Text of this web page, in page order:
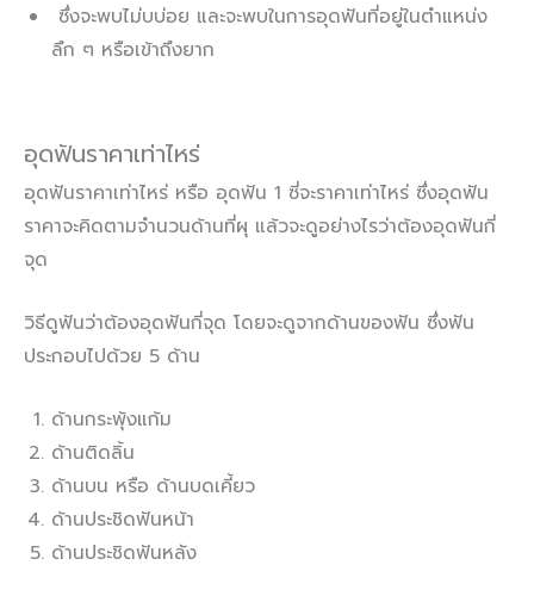
ซึ่งจะพบไม่บบ่อย และจะพบในการอุดฟันที่อยู่ในตำแหน่ง
ลึก ๆ หรือเข้าถึงยาก
อุดฟันราคาเท่าไหร่
อุดฟันราคาเท่าไหร่ หรือ อุดฟัน 1 ซี่จะราคาเท่าไหร่ ซึ่งอุดฟัน
ราคาจะคิดตามจำนวนด้านที่ผุ แล้วจะดูอย่างไรว่าต้องอุดฟันกี่
จุด
วิธีดูฟันว่าต้องอุดฟันกี่จุด โดยจะดูจากด้านของฟัน ซึ่งฟัน
ประกอบไปด้วย 5 ด้าน
ด้านกระพุ้งแก้ม
ด้านติดลิ้น
ด้านบน หรือ ด้านบดเคี้ยว
ด้านประชิดฟันหน้า
ด้านประชิดฟันหลัง